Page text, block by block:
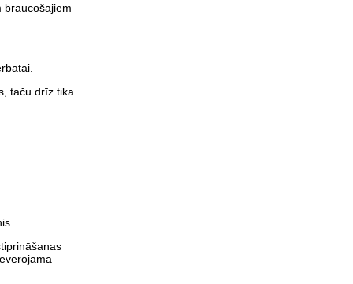
braucošajiem
taču drīz tika